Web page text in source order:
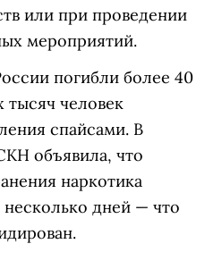
или при проведении
мероприятий.
погибли более 40
тысяч человек
спайсами. В
объявила, что
наркотика
несколько дней — что